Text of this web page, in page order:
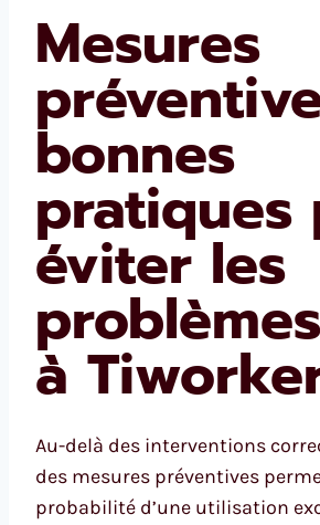
Mesures
bonnes
pratiques
éviter les
à
Au-delà des interventions
des mesures préventives
probabilité d’une utilisation